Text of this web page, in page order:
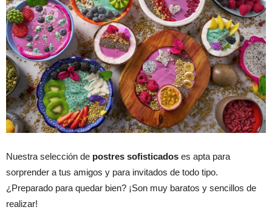
Nuestra selección de postres sofisticados es apta para
sorprender a tus amigos y para invitados de todo tipo.
¿Preparado para quedar bien? ¡Son muy baratos y sencillos de
realizar!